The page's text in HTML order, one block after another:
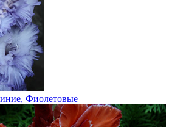
Фиолетовые